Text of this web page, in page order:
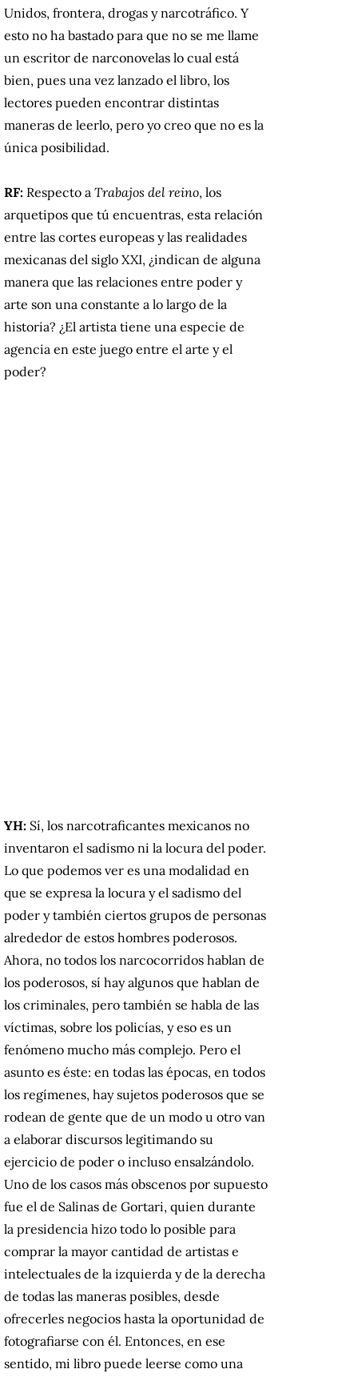
Unidos, frontera, drogas y narcotráfico. Y
esto no ha bastado para que no se me llame
un escritor de narconovelas lo cual está
bien, pues una vez lanzado el libro, los
lectores pueden encontrar distintas
maneras de leerlo, pero yo creo que no es la
única posibilidad.
RF: Respecto a Trabajos del reino, los
arquetipos que tú encuentras, esta relación
entre las cortes europeas y las realidades
mexicanas del siglo XXI, ¿indican de alguna
manera que las relaciones entre poder y
arte son una constante a lo largo de la
historia? ¿El artista tiene una especie de
agencia en este juego entre el arte y el
poder?
YH: Sí, los narcotraficantes mexicanos no
inventaron el sadismo ni la locura del poder.
Lo que podemos ver es una modalidad en
que se expresa la locura y el sadismo del
poder y también ciertos grupos de personas
alrededor de estos hombres poderosos.
Ahora, no todos los narcocorridos hablan de
los poderosos, sí hay algunos que hablan de
los criminales, pero también se habla de las
víctimas, sobre los policías, y eso es un
fenómeno mucho más complejo. Pero el
asunto es éste: en todas las épocas, en todos
los regímenes, hay sujetos poderosos que se
rodean de gente que de un modo u otro van
a elaborar discursos legitimando su
ejercicio de poder o incluso ensalzándolo.
Uno de los casos más obscenos por supuesto
fue el de Salinas de Gortari, quien durante
la presidencia hizo todo lo posible para
comprar la mayor cantidad de artistas e
intelectuales de la izquierda y de la derecha
de todas las maneras posibles, desde
ofrecerles negocios hasta la oportunidad de
fotografiarse con él. Entonces, en ese
sentido, mi libro puede leerse como una